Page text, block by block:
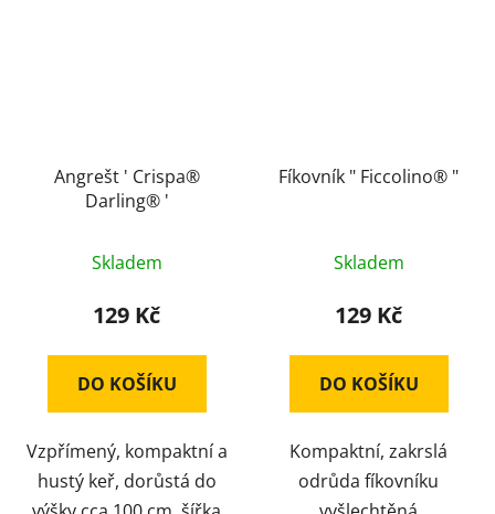
Angrešt ' Crispa®
Darling® '
Skladem
129 Kč
DO KOŠÍKU
Vzpřímený, kompaktní a
hustý keř, dorůstá do
Fíkovník " Ficcolino® "
Skladem
129 Kč
DO KOŠÍKU
Kompaktní, zakrslá
odrůda fíkovníku